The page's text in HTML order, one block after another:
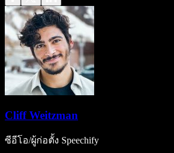
Cliff Weitzman
ซีอีโอ/ผู้ก่อตั้ง Speechify